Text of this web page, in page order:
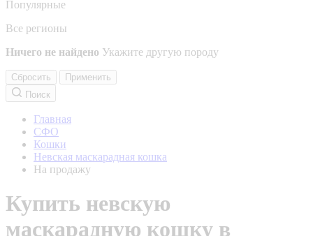
Популярные
Все регионы
Ничего не найдено Укажите другую породу
Сбросить
Применить
Поиск
Главная
СФО
Кошки
Невская маскарадная кошка
На продажу
Купить невскую
маскарадную кошку в